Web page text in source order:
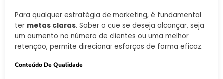
Para qualquer estratégia de marketing, é fundamental
ter metas claras. Saber o que se deseja alcançar, seja
um aumento no número de clientes ou uma melhor
retenção, permite direcionar esforços de forma eficaz.
Conteúdo De Qualidade